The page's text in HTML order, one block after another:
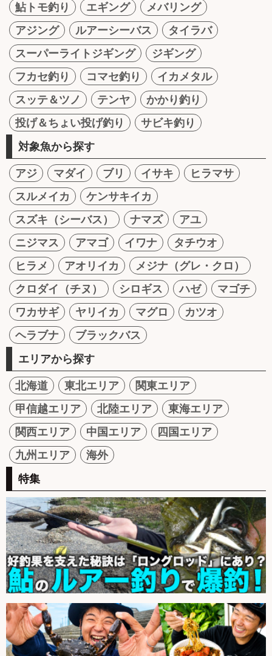
鮎トモ釣り
エギング
メバリング
アジング
ルアーシーバス
タイラバ
スーパーライトジギング
ジギング
フカセ釣り
コマセ釣り
イカメタル
スッテ＆ツノ
テンヤ
かかり釣り
投げ＆ちょい投げ釣り
サビキ釣り
対象魚から探す
アジ マダイ ブリ イサキ
ヒラマサ
スルメイカ
ケンサキイカ
スズキ（シーバス）
ナマズ
アユ
ニジマス
アマゴ イワナ
タチウオ
ヒラメ
アオリイカ
メジナ（グレ・クロ）
クロダイ（チヌ）
シロギス ハゼ
マゴチ
ワカサギ
ヤリイカ マグロ
カツオ
ヘラブナ
ブラックバス
エリアから探す
北海道 東北エリア
関東エリア
甲信越エリア
北陸エリア
東海エリア
関西エリア
中国エリア
四国エリア
九州エリア
海外
特集